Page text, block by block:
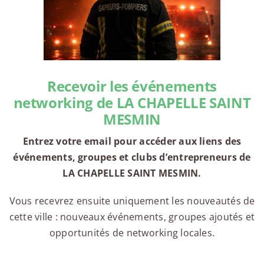
Recevoir les événements
networking de LA CHAPELLE SAINT
MESMIN
Entrez votre email pour accéder aux liens des
événements, groupes et clubs d’entrepreneurs de
LA CHAPELLE SAINT MESMIN.
Vous recevrez ensuite uniquement les nouveautés de
cette ville : nouveaux événements, groupes ajoutés et
opportunités de networking locales.